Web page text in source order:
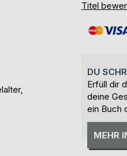
Titel
DU
Erfüll dir
deine
ein Buch
MEHR